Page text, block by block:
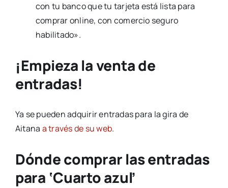
con tu banco que tu tarjeta está lista para
comprar online, con comercio seguro
habilitado».
¡Empieza la venta de
entradas!
Ya se pueden adquirir entradas para la gira de
Aitana a través de su web.
Dónde comprar las entradas
para ‘Cuarto azul’